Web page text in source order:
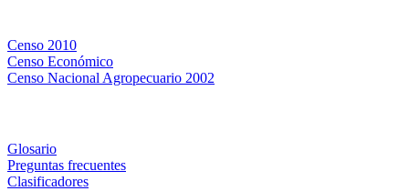
Censo 2010
Censo Económico
Censo Nacional Agropecuario 2002
Glosario
Preguntas frecuentes
Clasificadores